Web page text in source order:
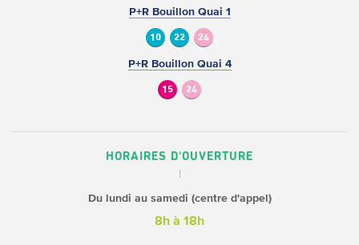
P+R Bouillon Quai 1
10 22 24
P+R Bouillon Quai 4
15 24
HORAIRES D'OUVERTURE
Du lundi au samedi (centre d'appel)
8h à 18h